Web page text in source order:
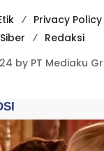
Privacy Policy
Redaksi
by PT Mediaku